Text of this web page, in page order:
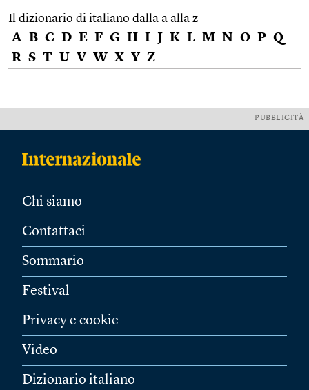
Il dizionario di italiano dalla a alla z
A B C D E F G H I J K L M N O P Q
R S T U V W X Y Z
PUBBLICITÀ
Chi siamo
Contattaci
Sommario
Festival
Privacy e cookie
Video
Dizionario italiano